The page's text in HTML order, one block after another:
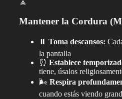
🧘
Mantener la Cordura
⏸️ Toma descansos:
la pantalla
⏰ Establece
tiene, úsalos
🌬️ Respira
cuando estás viendo